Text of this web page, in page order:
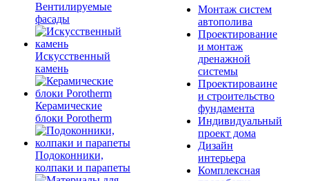
Вентилируемые
фасады
Искусственный
камень
Керамические
блоки Porotherm
Подоконники,
колпаки и парапеты
Монтаж систем
автополива
Проектирование
и монтаж
дренажной
системы
Проектироваине
и строительство
фундамента
Индивидуальный
проект дома
Дизайн
интерьера
Комплексная